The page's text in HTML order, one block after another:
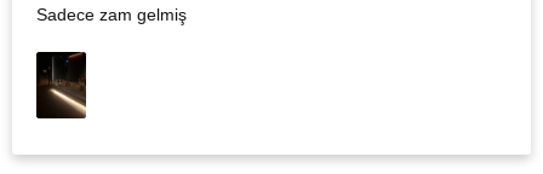
Sadece zam gelmiş